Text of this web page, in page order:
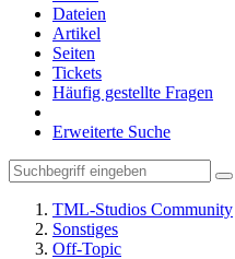
Dateien
Artikel
Seiten
Tickets
Häufig gestellte Fragen
Erweiterte Suche
TML-Studios Community
Sonstiges
Off-Topic